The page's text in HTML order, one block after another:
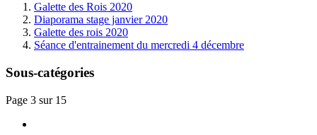
Galette des Rois 2020
Diaporama stage janvier 2020
Galette des rois 2020
Séance d'entrainement du mercredi 4 décembre
Sous-catégories
Page 3 sur 15